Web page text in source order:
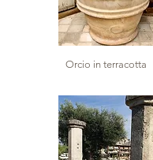
Orcio in terracotta